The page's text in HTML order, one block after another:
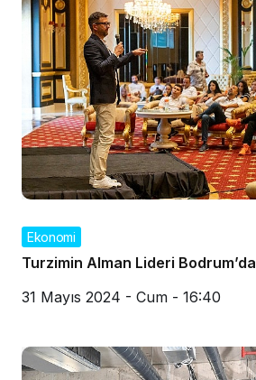
Ekonomi
Turzimin Alman Lideri Bodrum’da
31 Mayıs 2024 - Cum - 16:40